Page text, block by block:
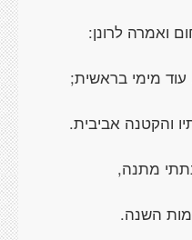
ואמרה לרונן:
עוד מימי בראשית;
והקטנה אביבית.
מתנה,
השנה.